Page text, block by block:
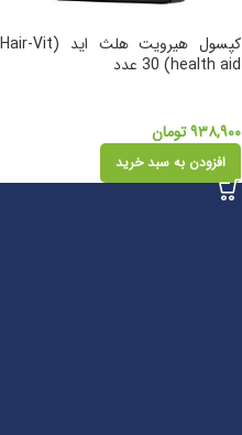
کپسول هیرویت هلث اید (Hair-Vit
health aid) 30 عدد
۹۳۸,۹۰۰تومان
افزودن به سبد خرید